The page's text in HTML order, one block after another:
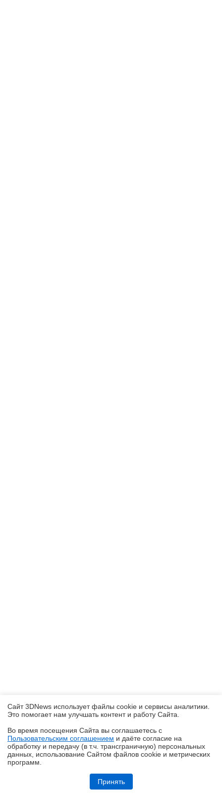
Обзор ноутбука ASUS Zenbook Duo UX8407A (UX8407AA-SN279X) с
Сайт 3DNews использует файлы cookie и сервисы аналитики.
Это помогает нам улучшать контент и работу Cайта.
Во время посещения Cайта вы соглашаетесь с
Пользовательским соглашением и даёте согласие на
обработку и передачу (в т.ч. трансграничную) персональных
данных, использование Cайтом файлов cookie и метрических
программ.
Принять